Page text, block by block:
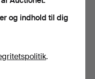
og indhold til dig
.